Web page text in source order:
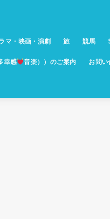
マ・映画・演劇 旅 競馬
幸感 音楽））のご案内 お問い